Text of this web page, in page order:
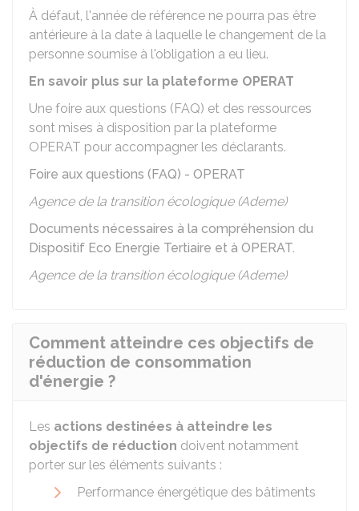
À défaut, l'année de référence ne pourra pas être
antérieure à la date à laquelle le changement de la
personne soumise à l'obligation a eu lieu.
En savoir plus sur la plateforme OPERAT
Une foire aux questions (FAQ) et des ressources
sont mises à disposition par la plateforme
OPERAT pour accompagner les déclarants.
Foire aux questions (FAQ) - OPERAT
Agence de la transition écologique (Ademe)
Documents nécessaires à la compréhension du
Dispositif Eco Energie Tertiaire et à OPERAT.
Agence de la transition écologique (Ademe)
Comment atteindre ces objectifs de
réduction de consommation
d'énergie ?
Les actions destinées à atteindre les
objectifs de réduction doivent notamment
porter sur les éléments suivants :
Performance énergétique des bâtiments